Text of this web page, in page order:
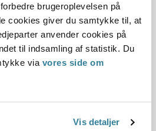
brugeroplevelsen på
cookies giver du samtykke til, at
anvender cookies på
til indsamling af statistik. Du
via vores side om
Vis detaljer